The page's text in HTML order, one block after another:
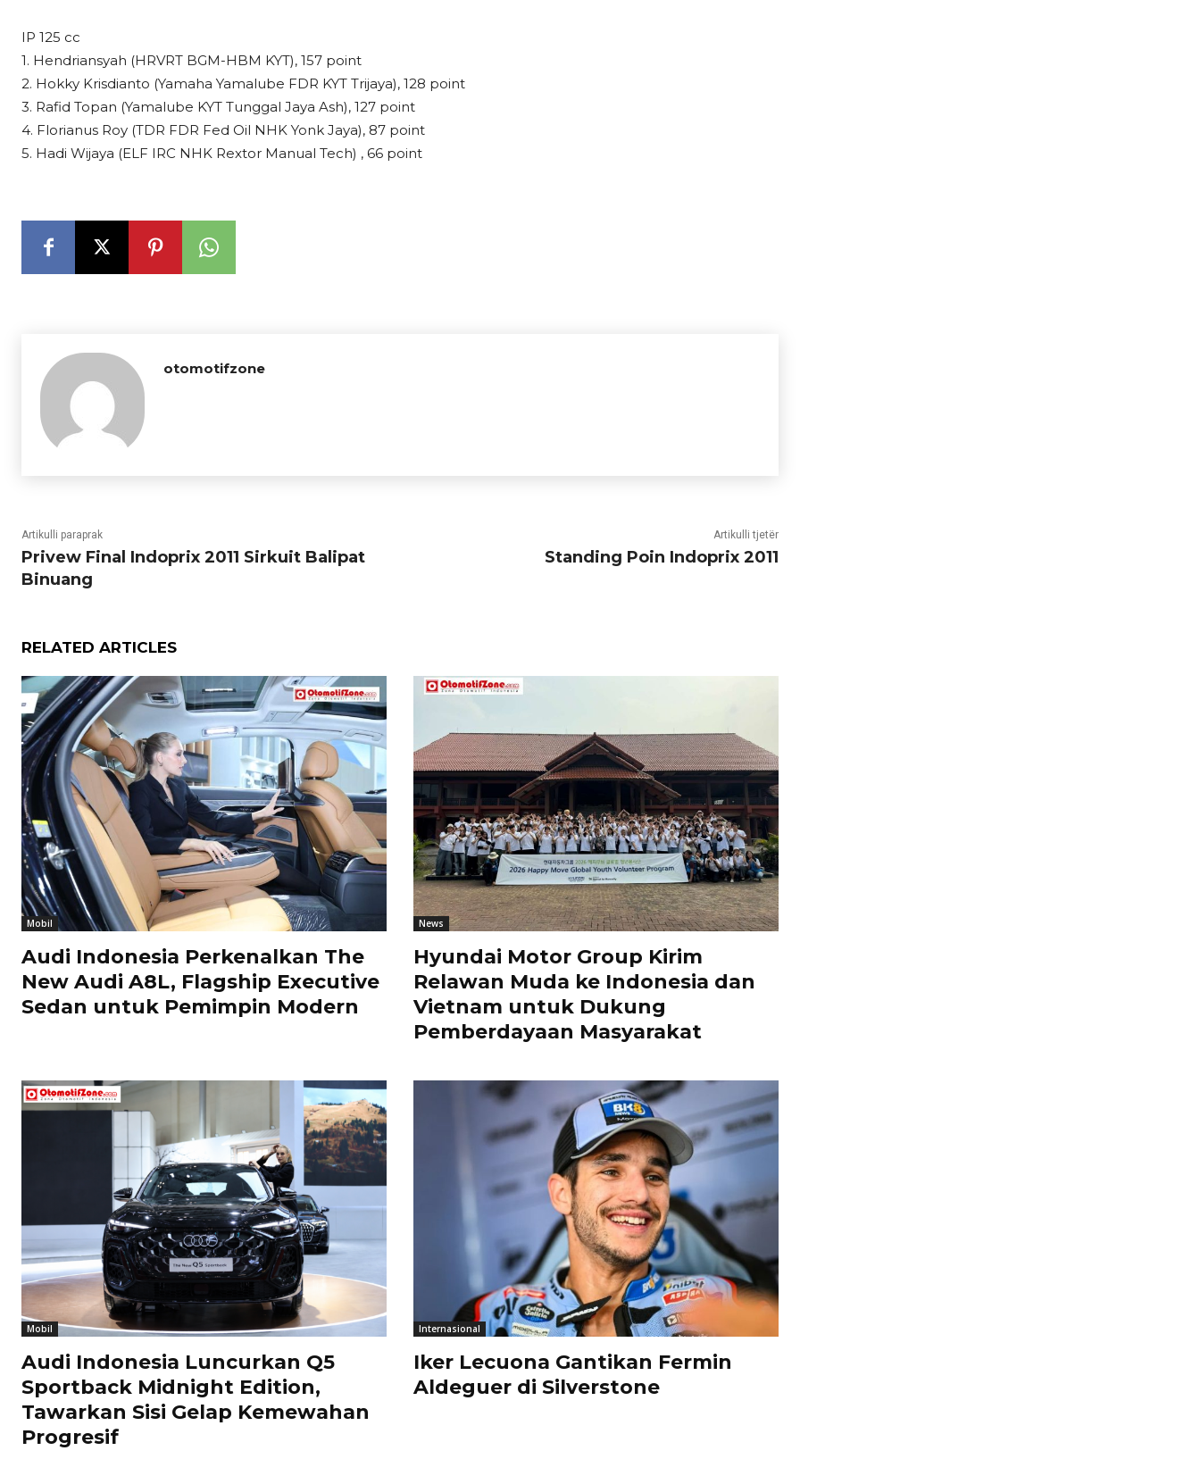
IP 125 cc
1. Hendriansyah (HRVRT BGM-HBM KYT), 157 point
2. Hokky Krisdianto (Yamaha Yamalube FDR KYT Trijaya), 128 point
3. Rafid Topan (Yamalube KYT Tunggal Jaya Ash), 127 point
4. Florianus Roy (TDR FDR Fed Oil NHK Yonk Jaya), 87 point
5. Hadi Wijaya (ELF IRC NHK Rextor Manual Tech) , 66 point
otomotifzone
Artikulli paraprak
Privew Final Indoprix 2011 Sirkuit Balipat
Binuang
Artikulli tjetër
Standing Poin Indoprix 2011
RELATED ARTICLES
Mobil
Audi Indonesia Perkenalkan The
New Audi A8L, Flagship Executive
Sedan untuk Pemimpin Modern
News
Hyundai Motor Group Kirim
Relawan Muda ke Indonesia dan
Vietnam untuk Dukung
Pemberdayaan Masyarakat
Mobil
Audi Indonesia Luncurkan Q5
Sportback Midnight Edition,
Tawarkan Sisi Gelap Kemewahan
Progresif
Internasional
Iker Lecuona Gantikan Fermin
Aldeguer di Silverstone